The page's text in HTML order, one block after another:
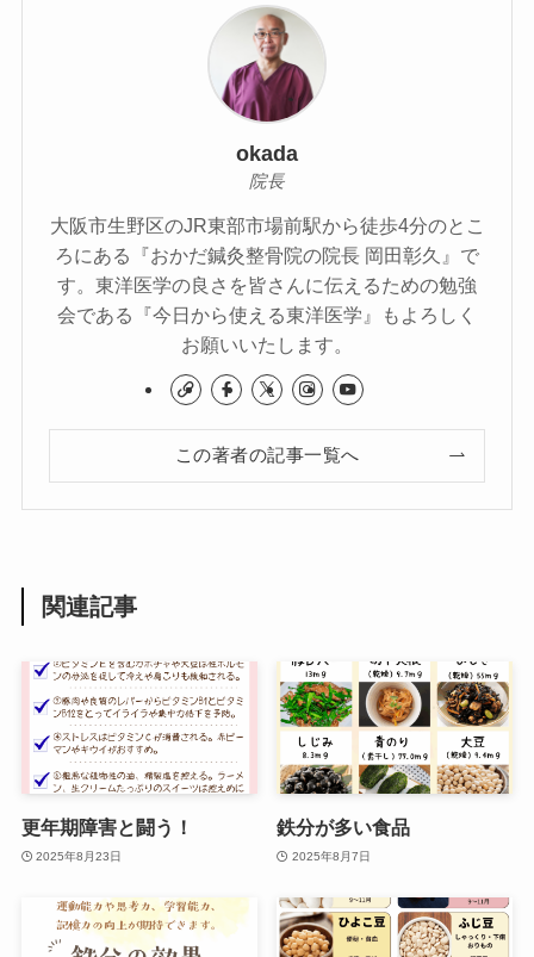
okada
院長
大阪市生野区のJR東部市場前駅から徒歩4分のとこ
ろにある『おかだ鍼灸整骨院の院長 岡田彰久』で
す。東洋医学の良さを皆さんに伝えるための勉強
会である『今日から使える東洋医学』もよろしく
お願いいたします。
この著者の記事一覧へ
関連記事
更年期障害と闘う！
2025年8月23日
鉄分が多い食品
2025年8月7日